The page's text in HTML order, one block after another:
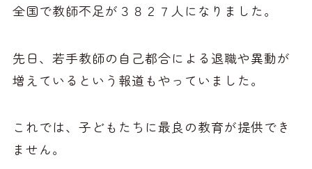
全国で教師不足が３８２７人になりました。
先日、若手教師の自己都合による退職や異動が
増えているという報道もやっていました。
これでは、子どもたちに最良の教育が提供でき
ません。